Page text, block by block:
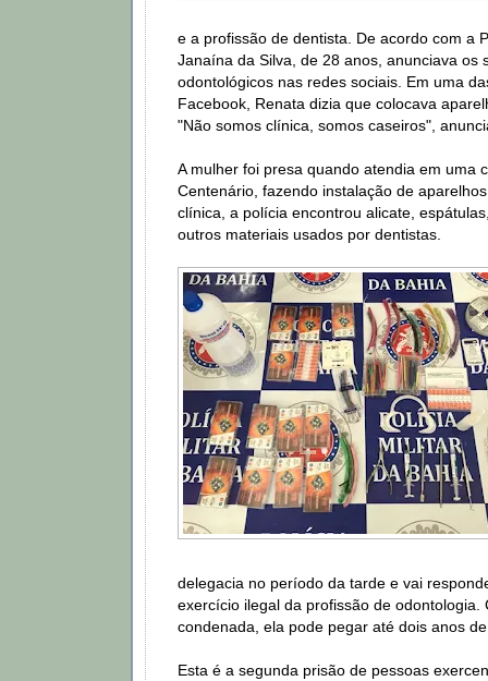
e a profissão de dentista. De acordo com a
Janaína da Silva, de 28 anos, anunciava os
odontológicos nas redes sociais. Em uma
Facebook, Renata dizia que colocava
"Não somos clínica, somos caseiros",
A mulher foi presa quando atendia em uma
Centenário, fazendo instalação de
clínica, a polícia encontrou alicate,
outros materiais usados por dentistas.
delegacia no período da tarde e vai
exercício ilegal da profissão de odontologia.
condenada, ela pode pegar até dois anos
Esta é a segunda prisão de pessoas